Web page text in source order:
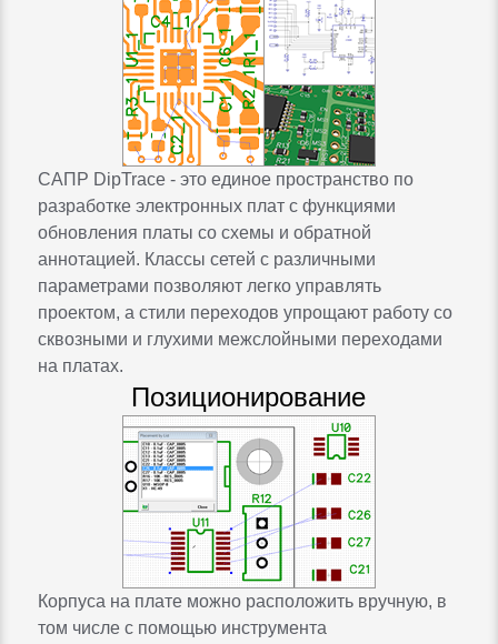
САПР DipTrace - это единое пространство по
разработке электронных плат с функциями
обновления платы со схемы и обратной
аннотацией. Классы сетей с различными
параметрами позволяют легко управлять
проектом, а стили переходов упрощают работу со
сквозными и глухими межслойными переходами
на платах.
Позиционирование
Корпуса на плате можно расположить вручную, в
том числе с помощью инструмента